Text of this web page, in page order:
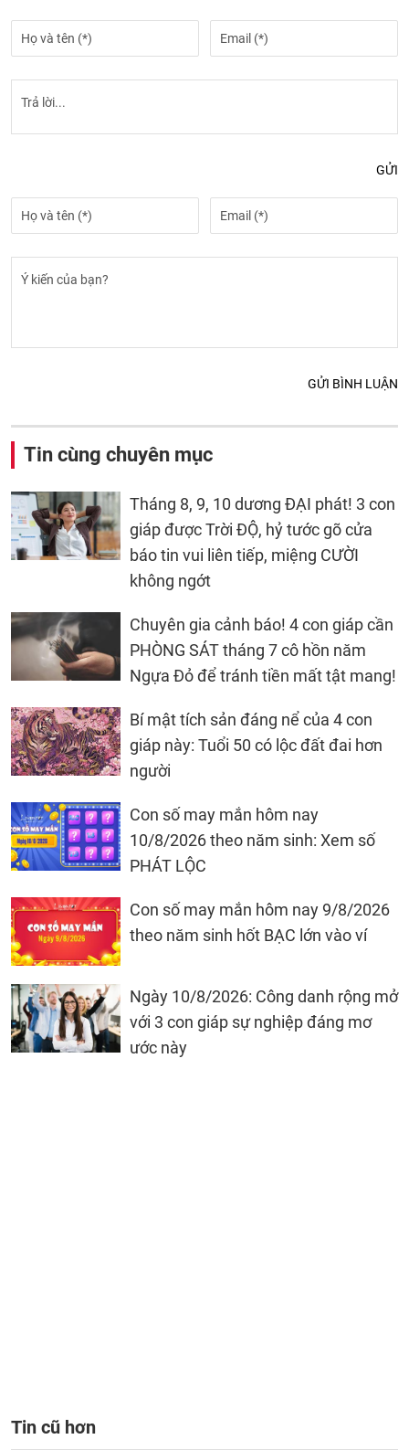
GỬI
GỬI BÌNH LUẬN
Tin cùng chuyên mục
Tháng 8, 9, 10 dương ĐẠI phát! 3 con
giáp được Trời ĐỘ, hỷ tước gõ cửa
báo tin vui liên tiếp, miệng CƯỜI
không ngớt
Chuyên gia cảnh báo! 4 con giáp cần
PHÒNG SÁT tháng 7 cô hồn năm
Ngựa Đỏ để tránh tiền mất tật mang!
Bí mật tích sản đáng nể của 4 con
giáp này: Tuổi 50 có lộc đất đai hơn
người
Con số may mắn hôm nay
10/8/2026 theo năm sinh: Xem số
PHÁT LỘC
Con số may mắn hôm nay 9/8/2026
theo năm sinh hốt BẠC lớn vào ví
Ngày 10/8/2026: Công danh rộng mở
với 3 con giáp sự nghiệp đáng mơ
ước này
Tin cũ hơn